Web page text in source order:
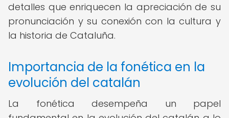
detalles que enriquecen la apreciación de su
pronunciación y su conexión con la cultura y
la historia de Cataluña.
Importancia de la fonética en la
evolución del catalán
La fonética desempeña un papel